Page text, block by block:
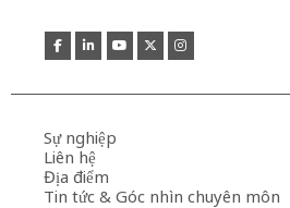
Sự nghiệp
Liên hệ
Địa điểm
Tin tức & Góc nhìn chuyên môn